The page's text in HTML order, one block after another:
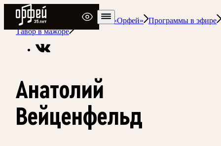
Радио Орфей
Радио классической музыки «Орфей»
Программы в эфире
Тавор в мажоре
Анатолий
Вейценфельд